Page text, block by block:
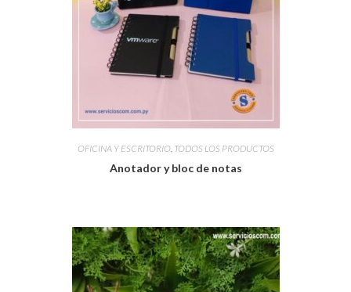
OFICINA Y ESCRITORIO, TODOS LOS PRODUCTOS
Anotador y bloc de notas